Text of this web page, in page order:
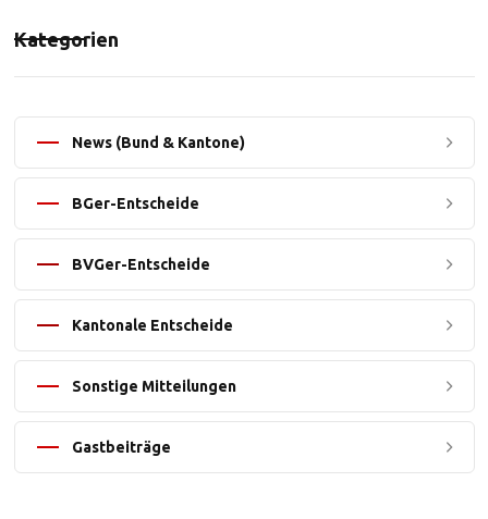
Kategorien
News (Bund & Kantone)
BGer-Entscheide
BVGer-Entscheide
Kantonale Entscheide
Sonstige Mitteilungen
Gastbeiträge